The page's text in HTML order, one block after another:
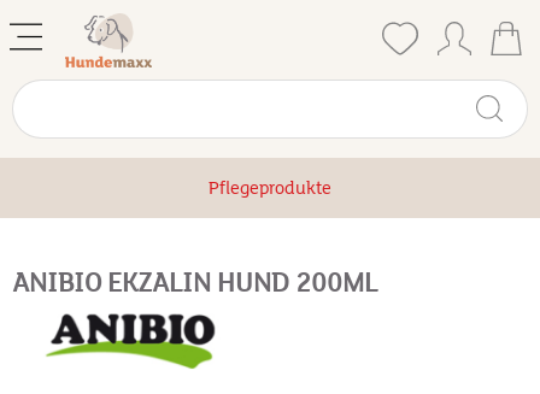
Pflegeprodukte
ANIBIO EKZALIN HUND 200ML